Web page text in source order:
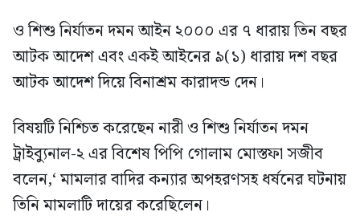
ও শিশু নির্যাতন দমন আইন ২০০০ এর ৭ ধারায় তিন বছর
আটক আদেশ এবং একই আইনের ৯(১) ধারায় দশ বছর
আটক আদেশ দিয়ে বিনাশ্রম কারাদন্ড দেন।
বিষয়টি নিশ্চিত করেছেন নারী ও শিশু নির্যাতন দমন
ট্রাইব্যুনাল-২ এর বিশেষ পিপি গোলাম মোস্তফা সজীব
বলেন,‘ মামলার বাদির কন্যার অপহরণসহ ধর্ষনের ঘটনায়
তিনি মামলাটি দায়ের করেছিলেন।